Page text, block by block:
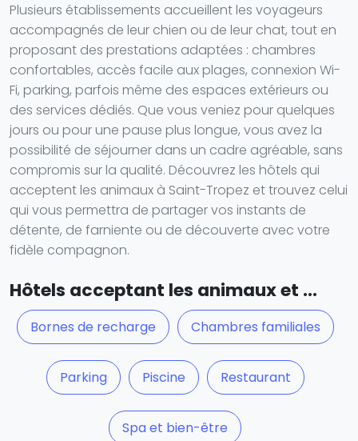
Plusieurs établissements accueillent les voyageurs
accompagnés de leur chien ou de leur chat, tout en
proposant des prestations adaptées : chambres
confortables, accès facile aux plages, connexion Wi-
Fi, parking, parfois même des espaces extérieurs ou
des services dédiés. Que vous veniez pour quelques
jours ou pour une pause plus longue, vous avez la
possibilité de séjourner dans un cadre agréable, sans
compromis sur la qualité. Découvrez les hôtels qui
acceptent les animaux à Saint-Tropez et trouvez celui
qui vous permettra de partager vos instants de
détente, de farniente ou de découverte avec votre
fidèle compagnon.
Hôtels acceptant les animaux et ...
Bornes de recharge Chambres familiales
Parking Piscine Restaurant
Spa et bien-être